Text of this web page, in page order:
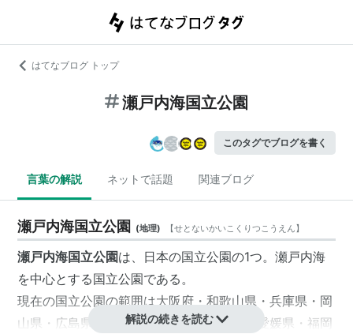
はてなブログ トップ
瀬戸内海国立公園
このタグでブログを書く
言葉の解説 ネットで話題 関連ブログ
瀬戸内海国立公園 (地理) 【せとないかいこくりつこうえん】
瀬戸内海国立公園は、日本の国立公園の1つ。瀬戸内海
を中心とする国立公園である。
現在の国立公園の範囲は大阪府・和歌山県・兵庫県・岡
山県・広島県・山口県・徳島県・香川県・愛媛県・福岡
解説の続きを読む